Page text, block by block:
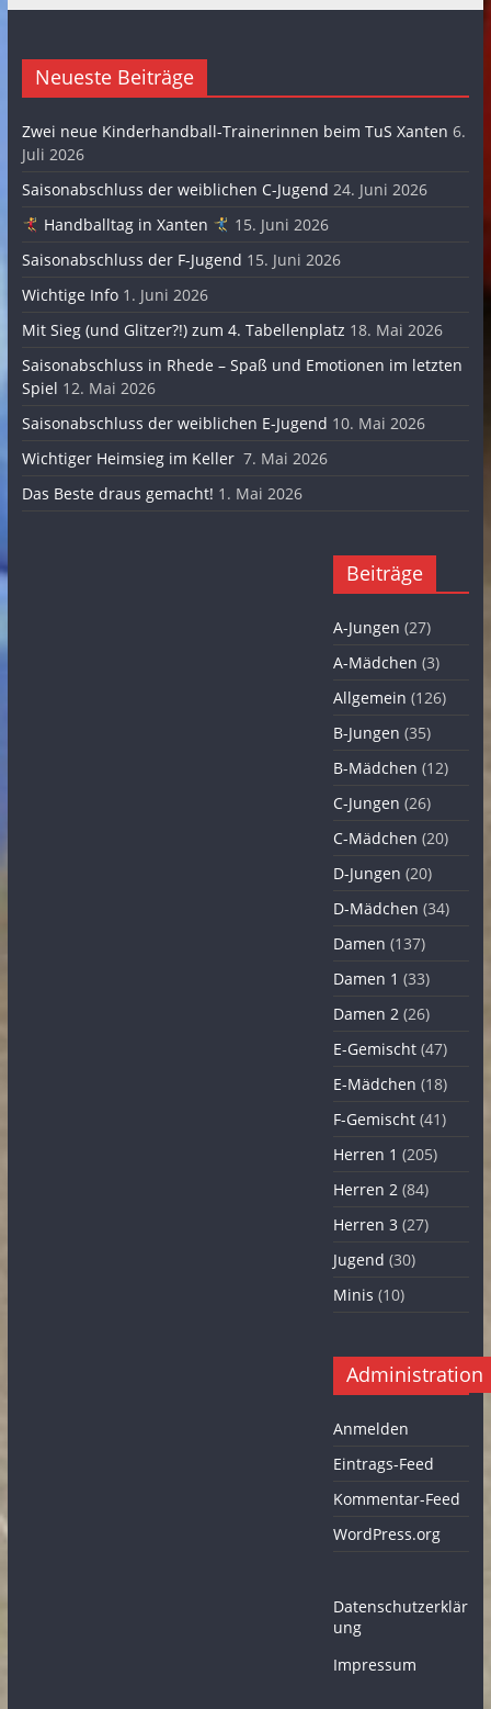
Neueste Beiträge
Zwei neue Kinderhandball-Trainerinnen beim TuS Xanten 6.
Juli 2026
Saisonabschluss der weiblichen C-Jugend 24. Juni 2026
Handballtag in Xanten
15. Juni 2026
Saisonabschluss der F-Jugend 15. Juni 2026
Wichtige Info 1. Juni 2026
Mit Sieg (und Glitzer?!) zum 4. Tabellenplatz 18. Mai 2026
Saisonabschluss in Rhede – Spaß und Emotionen im letzten
Spiel 12. Mai 2026
Saisonabschluss der weiblichen E-Jugend 10. Mai 2026
Wichtiger Heimsieg im Keller 7. Mai 2026
Das Beste draus gemacht! 1. Mai 2026
Beiträge
A-Jungen (27)
A-Mädchen (3)
Allgemein (126)
B-Jungen (35)
B-Mädchen (12)
C-Jungen (26)
C-Mädchen (20)
D-Jungen (20)
D-Mädchen (34)
Damen (137)
Damen 1 (33)
Damen 2 (26)
E-Gemischt (47)
E-Mädchen (18)
F-Gemischt (41)
Herren 1 (205)
Herren 2 (84)
Herren 3 (27)
Jugend (30)
Minis (10)
Administration
Anmelden
Eintrags-Feed
Kommentar-Feed
WordPress.org
Datenschutzerklär
ung
Impressum